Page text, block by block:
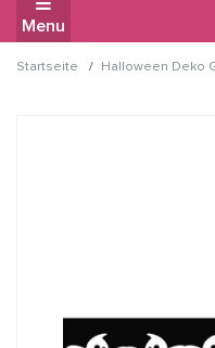
Menu
Startseite / Halloween Deko